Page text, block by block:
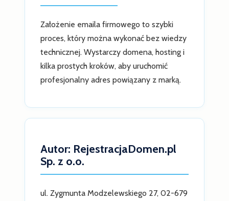
Założenie emaila firmowego to szybki
proces, który można wykonać bez wiedzy
technicznej. Wystarczy domena, hosting i
kilka prostych kroków, aby uruchomić
profesjonalny adres powiązany z marką.
Autor: RejestracjaDomen.pl
Sp. z o.o.
ul. Zygmunta Modzelewskiego 27, 02-679